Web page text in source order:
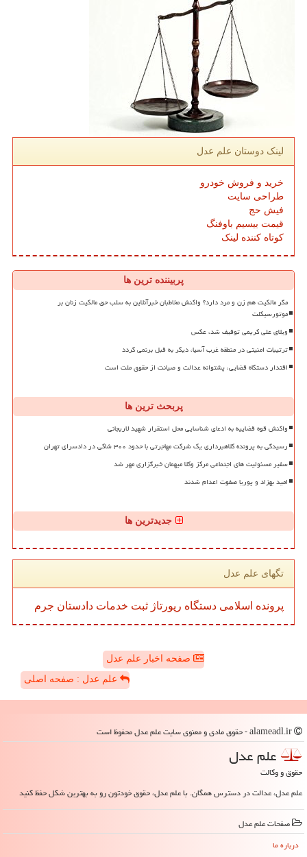
لینک دوستان علم عدل
خرید و فروش خودرو
طراحی سایت
فیش حج
قیمت بیسیم باوفنگ
کوتاه کننده لینک
پربیننده ترین ها
مگر مالکیت هم زن و مرد دارد؟ واکنش مخاطبان خبرآنلاین به سلب حق مالکیت زنان بر
موتورسیکلت
ویلای علی کریمی توقیف شد، عکس
ترتیبات امنیتی در منطقه غرب آسیا، دیگر به قبل برنمی گردد
اقتدار دستگاه قضایی، پشتوانه عدالت و صیانت از حقوق ملت است
پربحث ترین ها
واکنش قوه قضاییه به ادعای شناسایی محل استقرار شهید لاریجانی
رسیدگی به پرونده کلاهبرداری یک شرکت مهاجرتی با حدود ۳۰۰ شاکی در دادسرای تهران
سفیر مسئولیت های اجتماعی مرکز وکلا میهمان خبرگزاری مهر شد
امید بهزاد و پوریا صفوت اعدام شدند
جدیدترین ها
تگهای علم عدل
پرونده اسلامی دستگاه رپورتاژ ثبت خدمات دادستان جرم
صفحه اخبار علم عدل
علم عدل : صفحه اصلی
علم عدل
حقوق و وکالت
علم عدل، عدالت در دسترس همگان. با علم عدل، حقوق خودتون رو به بهترین شکل حفظ کنید
صفحات علم عدل
درباره ما